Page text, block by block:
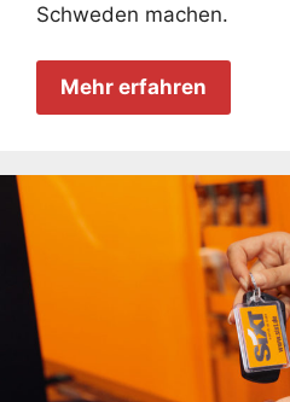
Schweden machen.
Mehr erfahren